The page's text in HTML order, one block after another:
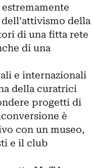
della
di una fitta rete
di una
e internazionali
della curatrici
progetti di
è
con un museo,
e il club